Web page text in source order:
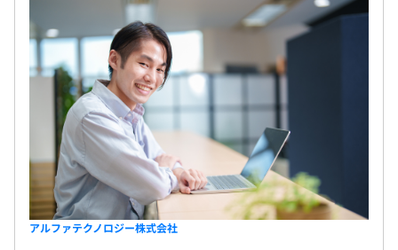
アルファテクノロジー株式会社